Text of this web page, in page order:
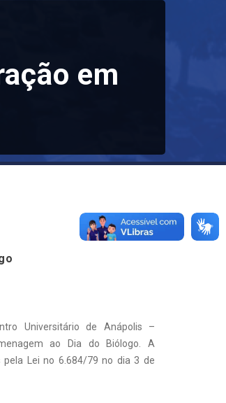
em
Universitário de Anápolis –
ao Dia do Biólogo. A
Lei no 6.684/79 no dia 3 de